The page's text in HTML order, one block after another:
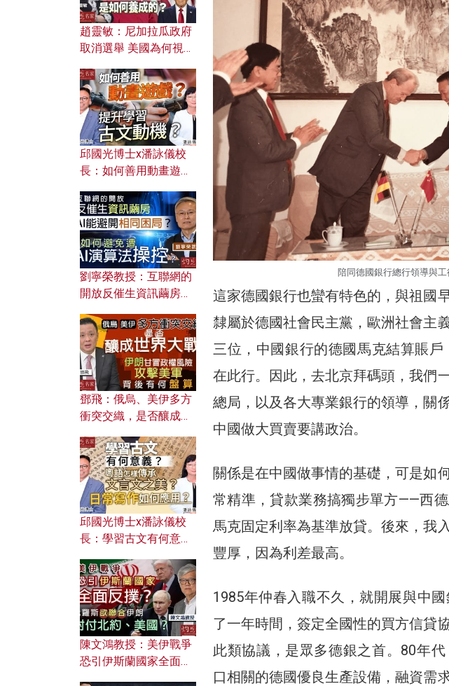
陪同德國銀行總行領導與工
這家德國銀行也蠻有特色的，與祖國
隸屬於德國社會民主黨，歐洲社會主
三位，中國銀行的德國馬克結算賬
在此行。因此，去北京拜碼頭，我們
總局，以及各大專業銀行的領導，關
中國做大買賣要講政治。
關係是在中國做事情的基礎，可是如
常精準，貸款業務搞獨步單方——西
馬克固定利率為基準放貸。後來，我
豐厚，因為利差最高。
1985年仲春入職不久，就開展與中
了一年時間，簽定全國性的買方信貸
此類協議，是眾多德銀之首。80年
口相關的德國優良生產設備，融資需
趙靈敏：尼加拉瓜政府
取消選舉 美國為何視若
加是如何養成的？
邱國光博士x潘詠儀校
長：如何善用動畫遊戲
劉寧榮教授：互聯網的
開放反催生資訊繭房，
何避免遭AI演算法操
控？
鄧飛：俄烏、美伊多方
衝突交織，是否釀成世
風險攻擊美軍，背後有
何盤算？
邱國光博士x潘詠儀校
長：學習古文有何意
文之美？ 日常寫作如何
應用？
陳文鴻教授：美伊戰爭
恐引伊斯蘭國家全面反